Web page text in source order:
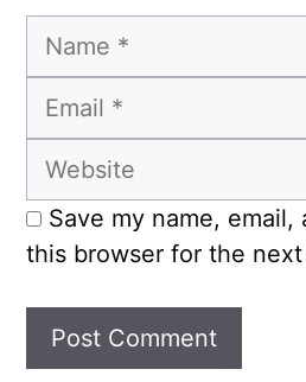
Name
Email
Website
Save my name, email,
this browser for the